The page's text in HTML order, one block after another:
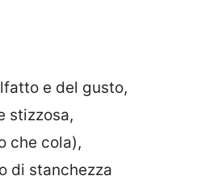
e del gusto,
stizzosa,
che cola),
di stanchezza